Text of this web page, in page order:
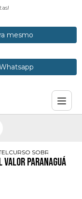
mesmo
EMOCIONALEMOCIONAL
CURSO SOBRE
Valor Paranaguá